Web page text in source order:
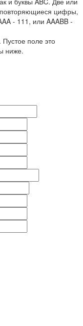
цифры,
- 111 , или AAABB -
поле это
ниже.